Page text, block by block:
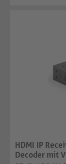
HDMI IP
Decoder mit